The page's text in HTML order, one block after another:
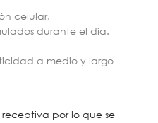
celular.
durante el día.
a medio y largo
por lo que se